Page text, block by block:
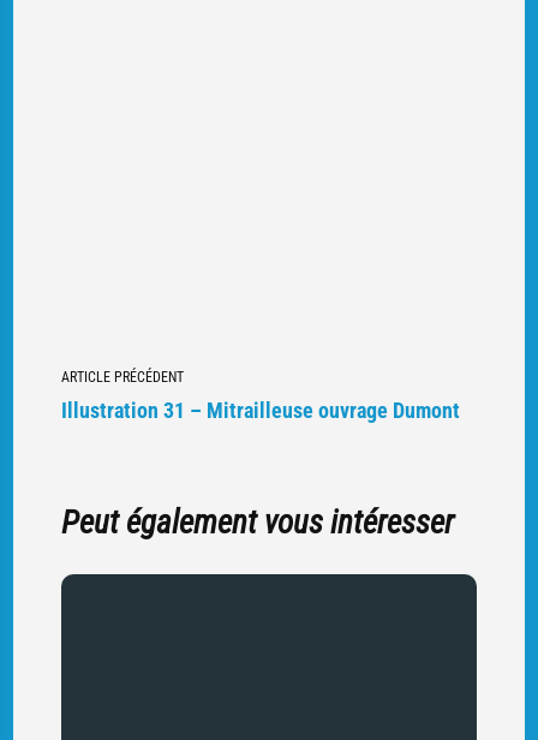
Navigation
vers
ARTICLE PRÉCÉDENT
Illustration 31 – Mitrailleuse ouvrage Dumont
Peut également vous intéresser